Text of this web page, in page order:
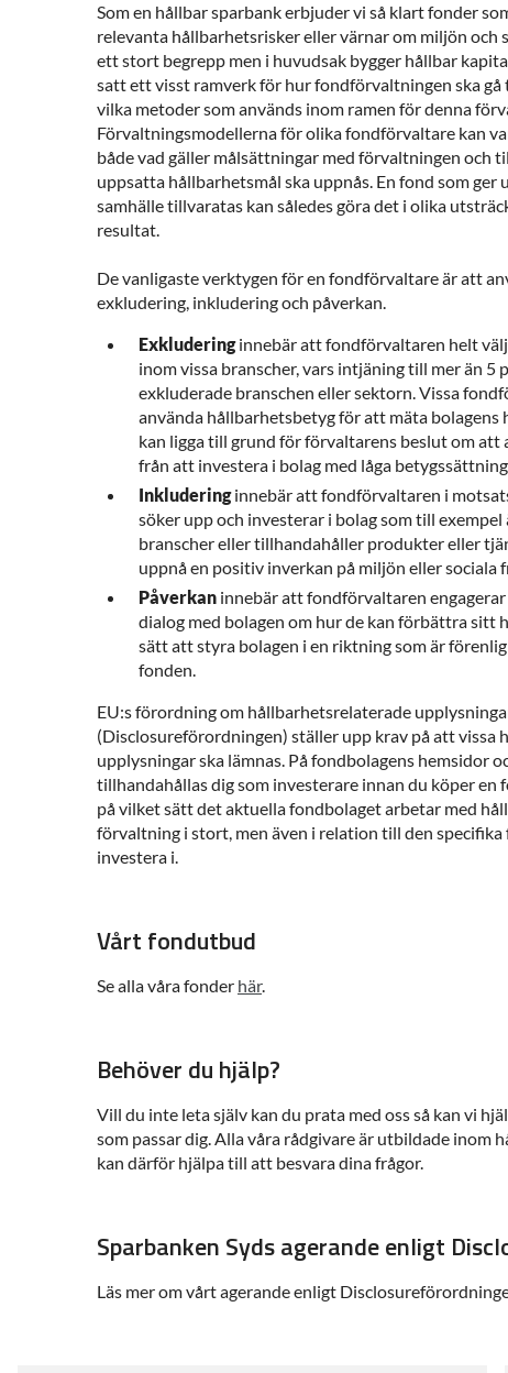
Som en hållbar sparbank erbjuder vi så klart fonder
relevanta hållbarhetsrisker eller värnar om miljön och
ett stort begrepp men i huvudsak bygger hållbar
satt ett visst ramverk för hur fondförvaltningen ska
vilka metoder som används inom ramen för denna
Förvaltningsmodellerna för olika fondförvaltare kan
både vad gäller målsättningar med förvaltningen och
uppsatta hållbarhetsmål ska uppnås. En fond som
samhälle tillvaratas kan således göra det i olika
resultat.
De vanligaste verktygen för en fondförvaltare är att
exkludering, inkludering och påverkan.
Exkluderinginnebär att fondförvaltaren helt
inom vissa branscher, vars intjäning till mer än 5
exkluderade branschen eller sektorn. Vissa
använda hållbarhetsbetyg för att mäta bolagens
kan ligga till grund för förvaltarens beslut om att
från att investera i bolag med låga
Inkluderinginnebär att fondförvaltaren i
söker upp och investerar i bolag som till exempel
branscher eller tillhandahåller produkter eller
uppnå en positiv inverkan på miljön eller sociala
Påverkan innebär att fondförvaltaren engagerar
dialog med bolagen om hur de kan förbättra sitt
sätt att styra bolagen i en riktning som är
fonden.
EU:s förordning om hållbarhetsrelaterade
(Disclosureförordningen) ställer upp krav på att vissa
upplysningar ska lämnas. På fondbolagens hemsidor
tillhandahållas dig som investerare innan du köper
på vilket sätt det aktuella fondbolaget arbetar med
förvaltning i stort, men även i relation till den
investera i.
Vårt fondutbud
Se alla våra fonder här.
Behöver du hjälp?
Vill du inte leta själv kan du prata med oss så kan vi
som passar dig. Alla våra rådgivare är utbildade inom
kan därför hjälpa till att besvara dina frågor.
Sparbanken Syds agerande enligt
Läs mer om vårt agerande enligt